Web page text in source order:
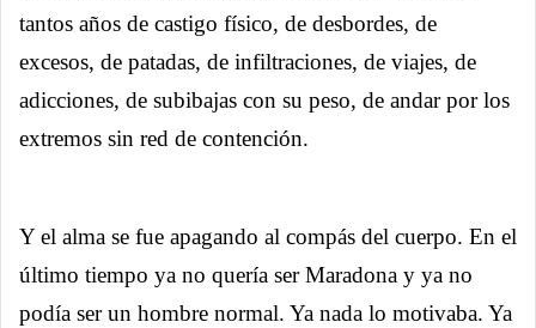
tantos años de castigo físico, de desbordes, de
excesos, de patadas, de infiltraciones, de viajes, de
adicciones, de subibajas con su peso, de andar por los
extremos sin red de contención.
Y el alma se fue apagando al compás del cuerpo. En el
último tiempo ya no quería ser Maradona y ya no
podía ser un hombre normal. Ya nada lo motivaba. Ya